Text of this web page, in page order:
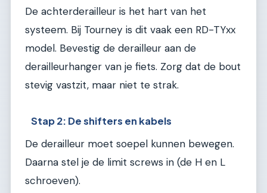
De achterderailleur is het hart van het
systeem. Bij Tourney is dit vaak een RD-TYxx
model. Bevestig de derailleur aan de
derailleurhanger van je fiets. Zorg dat de bout
stevig vastzit, maar niet te strak.
Stap 2: De shifters en kabels
De derailleur moet soepel kunnen bewegen.
Daarna stel je de limit screws in (de H en L
schroeven).